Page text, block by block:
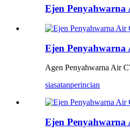
Ejen Penyahwarna
Ejen Penyahwarna
Agen Penyahwarna Air
siasatanperincian
Ejen Penyahwarna